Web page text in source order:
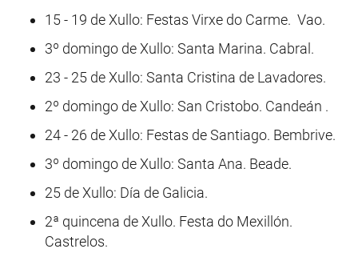
15 - 19 de Xullo: Festas Virxe do Carme. Vao.
3º domingo de Xullo: Santa Marina. Cabral.
23 - 25 de Xullo: Santa Cristina de Lavadores.
2º domingo de Xullo: San Cristobo. Candeán .
24 - 26 de Xullo: Festas de Santiago. Bembrive.
3º domingo de Xullo: Santa Ana. Beade.
25 de Xullo: Día de Galicia.
2ª quincena de Xullo. Festa do Mexillón.
Castrelos.